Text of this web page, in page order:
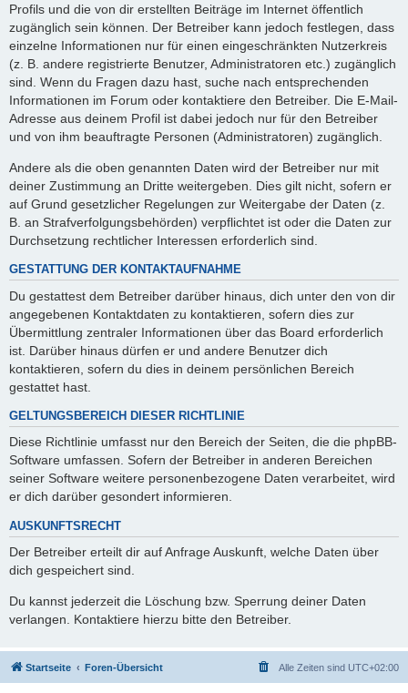
Profils und die von dir erstellten Beiträge im Internet öffentlich
zugänglich sein können. Der Betreiber kann jedoch festlegen, dass
einzelne Informationen nur für einen eingeschränkten Nutzerkreis
(z. B. andere registrierte Benutzer, Administratoren etc.) zugänglich
sind. Wenn du Fragen dazu hast, suche nach entsprechenden
Informationen im Forum oder kontaktiere den Betreiber. Die E-Mail-
Adresse aus deinem Profil ist dabei jedoch nur für den Betreiber
und von ihm beauftragte Personen (Administratoren) zugänglich.
Andere als die oben genannten Daten wird der Betreiber nur mit
deiner Zustimmung an Dritte weitergeben. Dies gilt nicht, sofern er
auf Grund gesetzlicher Regelungen zur Weitergabe der Daten (z.
B. an Strafverfolgungsbehörden) verpflichtet ist oder die Daten zur
Durchsetzung rechtlicher Interessen erforderlich sind.
GESTATTUNG DER KONTAKTAUFNAHME
Du gestattest dem Betreiber darüber hinaus, dich unter den von dir
angegebenen Kontaktdaten zu kontaktieren, sofern dies zur
Übermittlung zentraler Informationen über das Board erforderlich
ist. Darüber hinaus dürfen er und andere Benutzer dich
kontaktieren, sofern du dies in deinem persönlichen Bereich
gestattet hast.
GELTUNGSBEREICH DIESER RICHTLINIE
Diese Richtlinie umfasst nur den Bereich der Seiten, die die phpBB-
Software umfassen. Sofern der Betreiber in anderen Bereichen
seiner Software weitere personenbezogene Daten verarbeitet, wird
er dich darüber gesondert informieren.
AUSKUNFTSRECHT
Der Betreiber erteilt dir auf Anfrage Auskunft, welche Daten über
dich gespeichert sind.
Du kannst jederzeit die Löschung bzw. Sperrung deiner Daten
verlangen. Kontaktiere hierzu bitte den Betreiber.
Startseite Foren-Übersicht Alle Zeiten sind UTC+02:00